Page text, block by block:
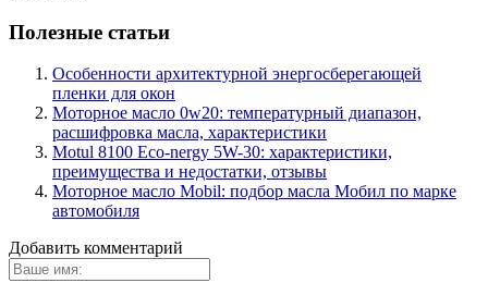
Полезные статьи
Особенности архитектурной энергосберегающей
пленки для окон
Моторное масло 0w20: температурный диапазон,
расшифровка масла, характеристики
Motul 8100 Eco-nergy 5W-30: характеристики,
преимущества и недостатки, отзывы
Моторное масло Mobil: подбор масла Мобил по марке
автомобиля
Добавить комментарий